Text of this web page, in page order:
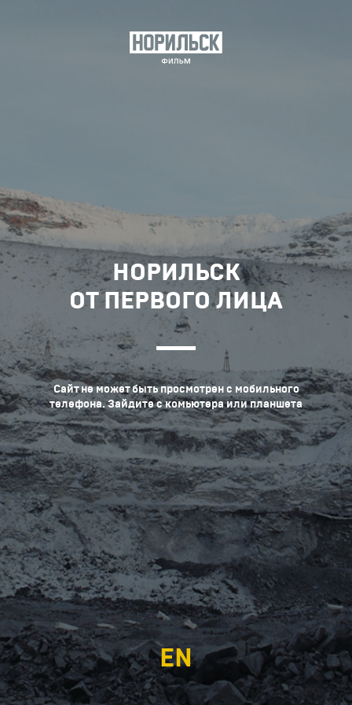
НОРИЛЬСК
ОТ ПЕРВОГО ЛИЦА
Сайт не может быть просмотрен с мобильного
телефона. Зайдите с комьютера или планшета
EN